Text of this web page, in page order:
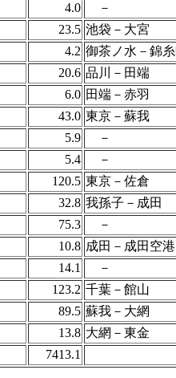
4.0
－
23.5 池袋－大宮
4.2 御茶ノ水－錦
20.6 品川－田端
6.0 田端－赤羽
43.0 東京－蘇我
5.9
－
5.4
－
120.5 東京－佐倉
32.8 我孫子－成田
75.3
－
10.8 成田－成田空港
14.1
－
123.2 千葉－館山
89.5 蘇我－大網
13.8 大網－東金
7413.1